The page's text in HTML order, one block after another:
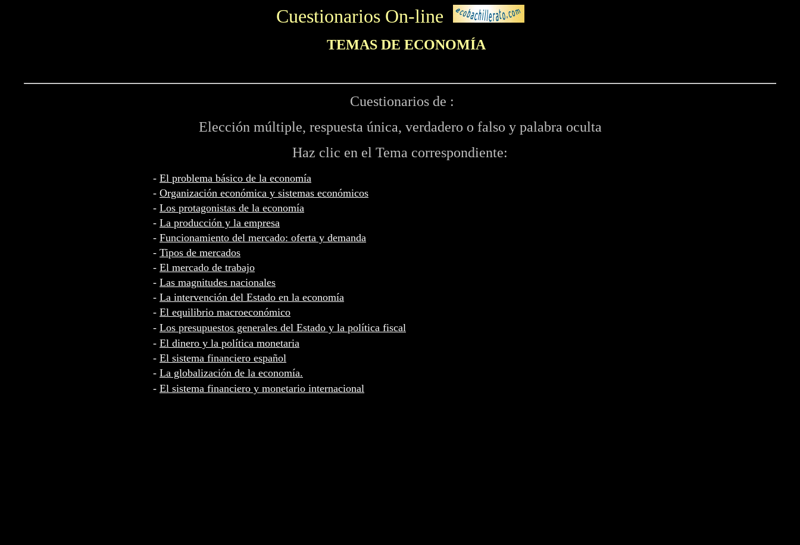
Cuestionarios On-line
TEMAS DE ECONOMÍA
Cuestionarios de :
Elección múltiple, respuesta única, verdadero o falso y palabra oculta
Haz clic en el Tema correspondiente:
- El problema básico de la economía
- Organización económica y sistemas económicos
- Los protagonistas de la economía
- La producción y la empresa
- Funcionamiento del mercado: oferta y demanda
- Tipos de mercados
- El mercado de trabajo
- Las magnitudes nacionales
- La intervención del Estado en la economía
- El equilibrio macroeconómico
- Los presupuestos generales del Estado y la política fiscal
- El dinero y la política monetaria
- El sistema financiero español
- La globalización de la economía.
- El sistema financiero y monetario internacional